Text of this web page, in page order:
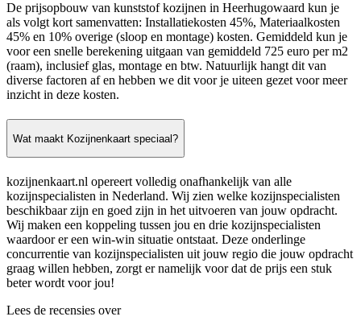
De prijsopbouw van kunststof kozijnen in Heerhugowaard kun je
als volgt kort samenvatten: Installatiekosten 45%, Materiaalkosten
45% en 10% overige (sloop en montage) kosten. Gemiddeld kun je
voor een snelle berekening uitgaan van gemiddeld 725 euro per m2
(raam), inclusief glas, montage en btw. Natuurlijk hangt dit van
diverse factoren af en hebben we dit voor je uiteen gezet voor meer
inzicht in deze kosten.
Wat maakt Kozijnenkaart speciaal?
kozijnenkaart.nl opereert volledig onafhankelijk van alle
kozijnspecialisten in Nederland. Wij zien welke kozijnspecialisten
beschikbaar zijn en goed zijn in het uitvoeren van jouw opdracht.
Wij maken een koppeling tussen jou en drie kozijnspecialisten
waardoor er een win-win situatie ontstaat. Deze onderlinge
concurrentie van kozijnspecialisten uit jouw regio die jouw opdracht
graag willen hebben, zorgt er namelijk voor dat de prijs een stuk
beter wordt voor jou!
Lees de recensies over